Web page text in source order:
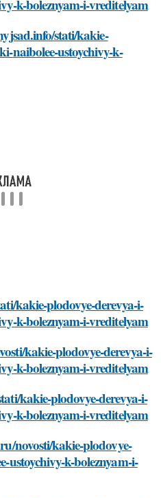
k-boleznyam-i-vreditelyam
stati/kakie-
naibolee-ustoychivy-k-
kakie-plodovye-derevya-i-
k-boleznyam-i-vreditelyam
kakie-plodovye-derevya-i-
k-boleznyam-i-vreditelyam
kakie-plodovye-derevya-i-
k-boleznyam-i-vreditelyam
novosti/kakie-plodovye-
ustoychivy-k-boleznyam-i-